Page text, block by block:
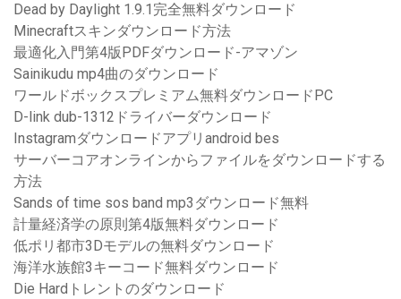
Dead by Daylight 1.9.1完全無料ダウンロード
Minecraftスキンダウンロード方法
最適化入門第4版PDFダウンロード-アマゾン
Sainikudu mp4曲のダウンロード
ワールドボックスプレミアム無料ダウンロードPC
D-link dub-1312ドライバーダウンロード
Instagramダウンロードアプリandroid bes
サーバーコアオンラインからファイルをダウンロードする
方法
Sands of time sos band mp3ダウンロード無料
計量経済学の原則第4版無料ダウンロード
低ポリ都市3Dモデルの無料ダウンロード
海洋水族館3キーコード無料ダウンロード
Die Hardトレントのダウンロード